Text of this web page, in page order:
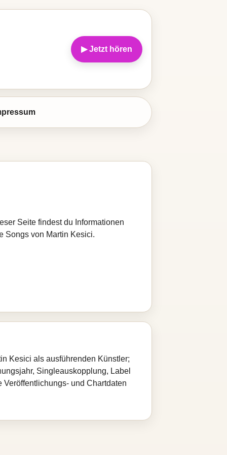
▶ Jetzt hören
Seite findest du Informationen
Songs von Martin Kesici.
Kesici als ausführenden Künstler;
Singleauskopplung, Label
und Chartdaten